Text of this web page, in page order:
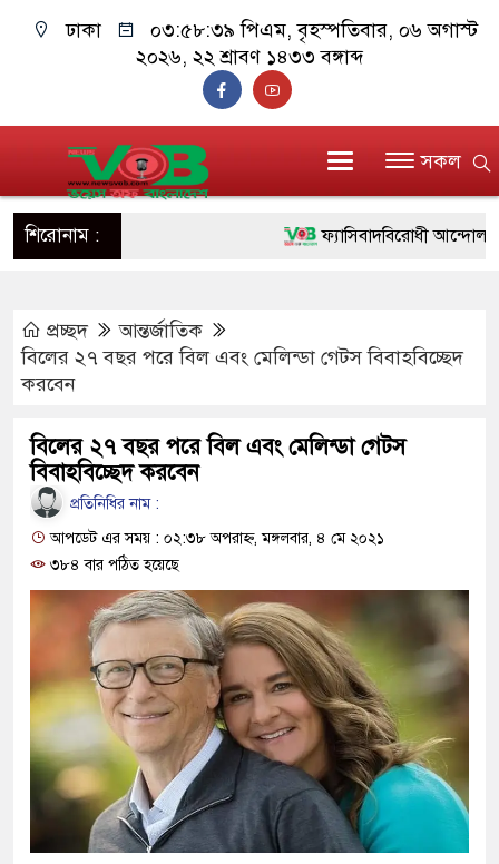
ঢাকা ০৩:৫৮:৪০ পিএম, বৃহস্পতিবার, ০৬ অগাস্ট
২০২৬, ২২ শ্রাবণ ১৪৩৩ বঙ্গাব্দ
সকল
শিরোনাম : ফ্যাসিবাদবিরোধী আন্দোলনে
মাদক কারবারি গ্রেফতার
২৮ লাখ টাকার জাল নোটসহ
থানা পুলিশ
যেকোনো সময় বেনজীরের
নেতৃত্ব ও গণতন্ত্রের মূর্তমান
যে ভাবে ডেভিড ইমনের কাছে
প্রচ্ছদ
আন্তর্জাতিক
বিলের ২৭ বছর পরে বিল এবং মেলিন্ডা গেটস বিবাহবিচ্ছেদ
করবেন
বিলের ২৭ বছর পরে বিল এবং মেলিন্ডা গেটস
বিবাহবিচ্ছেদ করবেন
প্রতিনিধির নাম :
আপডেট এর সময় : ০২:৩৮ অপরাহ্ন, মঙ্গলবার, ৪ মে ২০২১
৩৮৪ বার পঠিত হয়েছে